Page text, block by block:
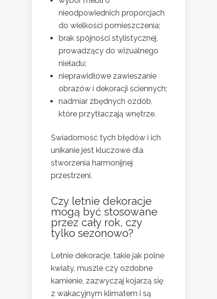
nieodpowiednich proporcjach
do wielkości pomieszczenia;
brak spójności stylistycznej,
prowadzący do wizualnego
nieładu;
nieprawidłowe zawieszanie
obrazów i dekoracji ściennych;
nadmiar zbędnych ozdób,
które przytłaczają wnętrze.
Świadomość tych błędów i ich
unikanie jest kluczowe dla
stworzenia harmonijnej
przestrzeni.
Czy letnie dekoracje
mogą być stosowane
przez cały rok, czy
tylko sezonowo?
Letnie dekoracje, takie jak polne
kwiaty, muszle czy ozdobne
kamienie, zazwyczaj kojarzą się
z wakacyjnym klimatem i są